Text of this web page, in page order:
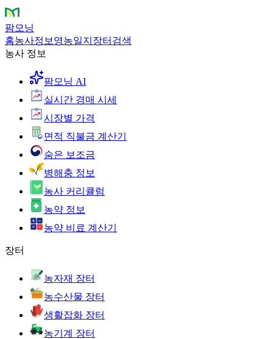
팜모닝
홈농사정보 영농일지 장터 검색
농사 정보
팜모닝 AI
실시간 경매 시세
시장별 가격
면적 직불금 계산기
숨은 보조금
병해충 정보
농사 커리큘럼
농약 정보
농약 비료 계산기
장터
농자재 장터
농수산물 장터
생활잡화 장터
농기계 장터